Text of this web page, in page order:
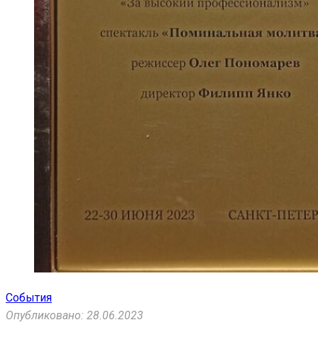
События
Опубликовано: 28.06.2023